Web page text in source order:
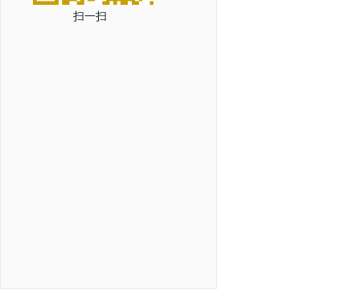
扫一扫